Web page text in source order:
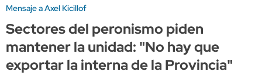
Mensaje a Axel Kicillof
Sectores del peronismo piden
mantener la unidad: "No hay que
exportar la interna de la Provincia"